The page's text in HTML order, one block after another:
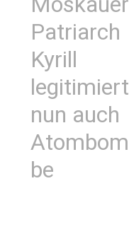
Patriarch
Kyrill
legitimiert
nun auch
Atombom
be